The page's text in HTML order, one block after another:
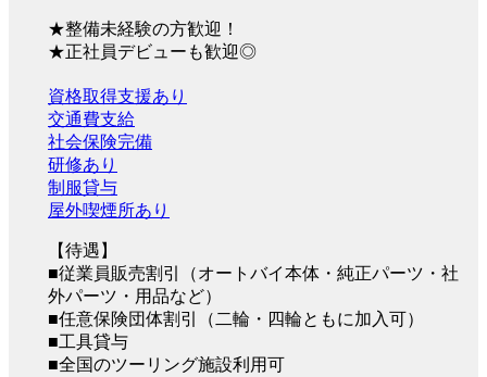
★整備未経験の方歓迎！
★正社員デビューも歓迎◎
資格取得支援あり
交通費支給
社会保険完備
研修あり
制服貸与
屋外喫煙所あり
【待遇】
■従業員販売割引（オートバイ本体・純正パーツ・社
外パーツ・用品など）
■任意保険団体割引（二輪・四輪ともに加入可）
■工具貸与
■全国のツーリング施設利用可